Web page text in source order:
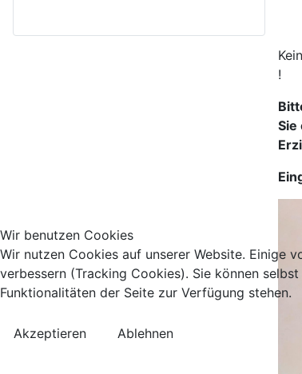
!
Sie
Wir benutzen Cookies
Wir nutzen Cookies auf unserer Website. Einige
verbessern (Tracking Cookies). Sie können
Funktionalitäten der Seite zur Verfügung stehen.
Akzeptieren Ablehnen